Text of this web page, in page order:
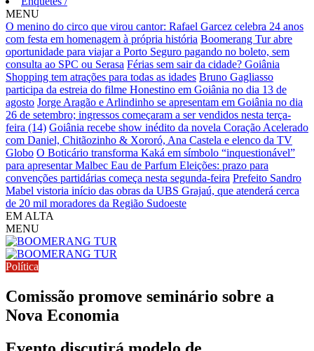
MENU
O menino do circo que virou cantor: Rafael Garcez celebra 24 anos
com festa em homenagem à própria história Boomerang Tur abre
oportunidade para viajar a Porto Seguro pagando no boleto, sem
consulta ao SPC ou Serasa Férias sem sair da cidade? Goiânia
Shopping tem atrações para todas as idades Bruno Gagliasso
participa da estreia do filme Honestino em Goiânia no dia 13 de
agosto Jorge Aragão e Arlindinho se apresentam em Goiânia no dia
26 de setembro; ingressos começaram a ser vendidos nesta terça-
feira (14) Goiânia recebe show inédito da novela Coração Acelerado
com Daniel, Chitãozinho & Xororó, Ana Castela e elenco da TV
Globo O Boticário transforma Kaká em símbolo “inquestionável”
para apresentar Malbec Eau de Parfum Eleições: prazo para
convenções partidárias começa nesta segunda-feira Prefeito Sandro
Mabel vistoria início das obras da UBS Grajaú, que atenderá cerca
de 20 mil moradores da Região Sudoeste
EM ALTA
MENU
Política
Comissão promove seminário sobre a
Nova Economia